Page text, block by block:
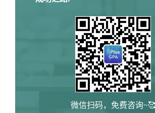
微信扫码，免费咨询